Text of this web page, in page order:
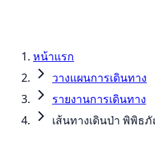
หน้าแรก
วางแผนการเดินทาง
รายงานการเดินทาง
เส้นทางเดินป่า พิพิธ